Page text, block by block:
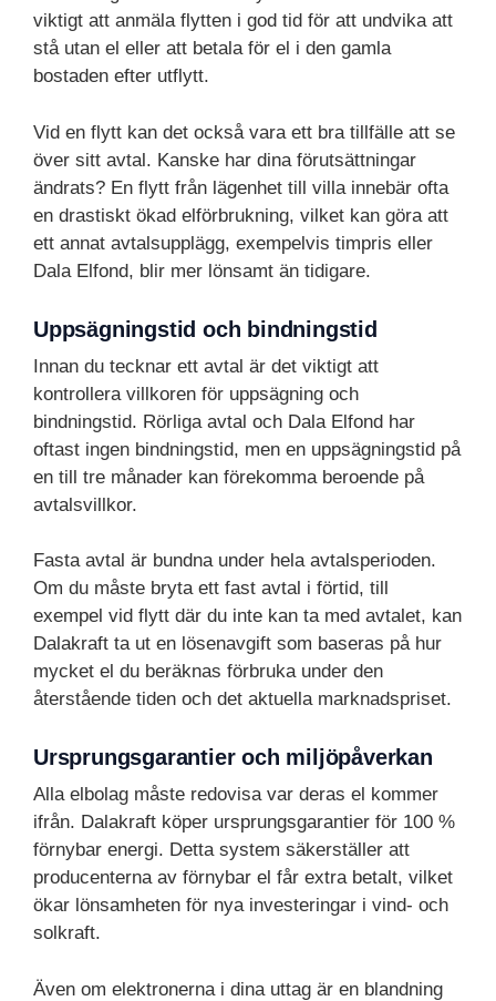
viktigt att anmäla flytten i god tid för att undvika att
stå utan el eller att betala för el i den gamla
bostaden efter utflytt.
Vid en flytt kan det också vara ett bra tillfälle att se
över sitt avtal. Kanske har dina förutsättningar
ändrats? En flytt från lägenhet till villa innebär ofta
en drastiskt ökad elförbrukning, vilket kan göra att
ett annat avtalsupplägg, exempelvis timpris eller
Dala Elfond, blir mer lönsamt än tidigare.
Uppsägningstid och bindningstid
Innan du tecknar ett avtal är det viktigt att
kontrollera villkoren för uppsägning och
bindningstid. Rörliga avtal och Dala Elfond har
oftast ingen bindningstid, men en uppsägningstid på
en till tre månader kan förekomma beroende på
avtalsvillkor.
Fasta avtal är bundna under hela avtalsperioden.
Om du måste bryta ett fast avtal i förtid, till
exempel vid flytt där du inte kan ta med avtalet, kan
Dalakraft ta ut en lösenavgift som baseras på hur
mycket el du beräknas förbruka under den
återstående tiden och det aktuella marknadspriset.
Ursprungsgarantier och miljöpåverkan
Alla elbolag måste redovisa var deras el kommer
ifrån. Dalakraft köper ursprungsgarantier för 100 %
förnybar energi. Detta system säkerställer att
producenterna av förnybar el får extra betalt, vilket
ökar lönsamheten för nya investeringar i vind- och
solkraft.
Även om elektronerna i dina uttag är en blandning